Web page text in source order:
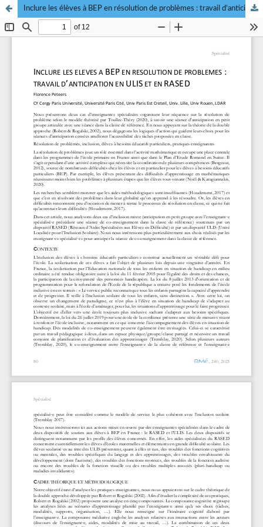
Inclure les élèves à BEP en résolution de problèmes : travail d’anticipation en ULIS et en RASED